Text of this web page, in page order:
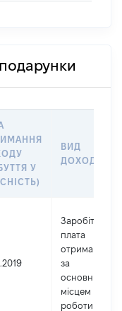
У
ВИД
ДОХОДУ
Заробітна
плата
отримана
за
основним
місцем
роботи